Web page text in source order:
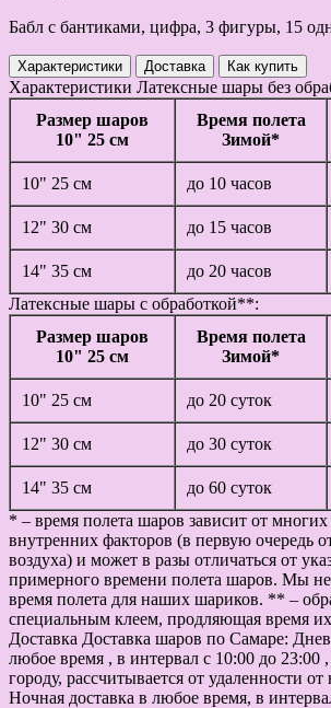
Бабл с бантиками, цифра, 3 фигуры, 15
Характеристики Доставка Как купить
Характеристики Латексные шары без
Размер шаров
10" 25 см
Время полета
Зимой*
10" 25 см до 10 часов
12" 30 см до 15 часов
14" 35 см до 20 часов
Латексные шары с обработкой**:
Размер шаров
10" 25 см
Время полета
Зимой*
10" 25 см до 20 суток
12" 30 см до 30 суток
14" 35 см до 60 суток
* – время полета шаров зависит от
внутренних факторов (в первую очередь
воздуха) и может в разы отличаться от
примерного времени полета шаров. Мы не
время полета для наших шариков. ** –
специальным клеем, продляющая время
Доставка Доставка шаров по Самаре:
любое время , в интервал с 10:00 до 23:00
городу, рассчитывается от удаленности
Ночная доставка в любое время, в